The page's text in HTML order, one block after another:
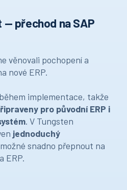
přechod na SAP
věnovali pochopení a
nové ERP.
implementace, takže
pro původní ERP i
. V Tungsten
jednoduchý
snadno přepnout na
ERP.